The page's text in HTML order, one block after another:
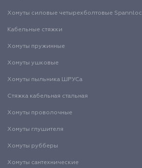
Хомуты силовые четырехболтовые Spannloc
Кабельные стяжки
Хомуты пружинные
Хомуты ушковые
Хомуты пыльника ШРУСа
Стяжка кабельная стальная
Хомуты проволочные
Хомуты глушителя
Хомуты рубберы
Хомуты сантехнические